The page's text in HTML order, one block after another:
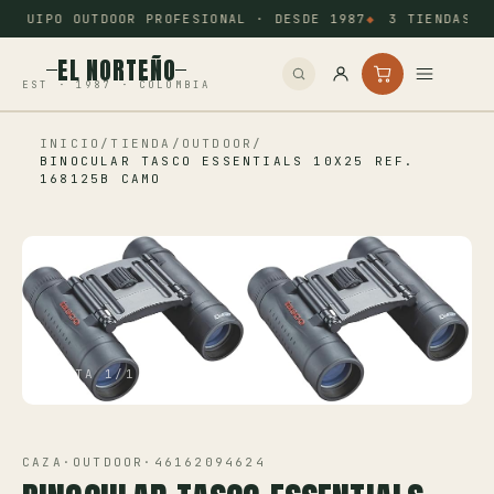
EQUIPO OUTDOOR PROFESIONAL · DESDE 1987 3 TIENDAS:
EL NORTEÑO
EST · 1987 · COLOMBIA
Inicio
Camping
Tiro Deportivo
Outdoor
INICIO / TIENDA / OUTDOOR /
BINOCULAR TASCO ESSENTIALS 10X25 REF.
168125B CAMO
VISTA 1/1
CAZA · OUTDOOR · 46162094624